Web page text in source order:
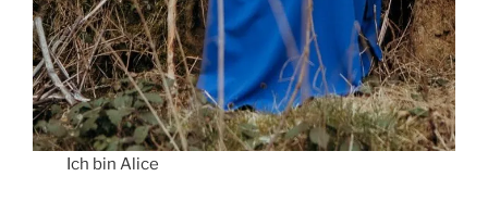
Ich bin Alice